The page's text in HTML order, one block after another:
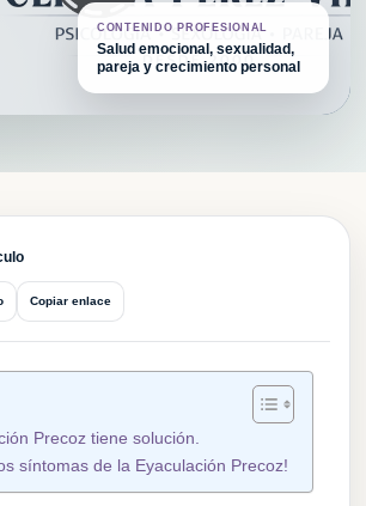
CONTENIDO PROFESIONAL
Salud emocional, sexualidad,
pareja y crecimiento personal
Copiar enlace
Precoz tiene solución.
síntomas de la Eyaculación Precoz!